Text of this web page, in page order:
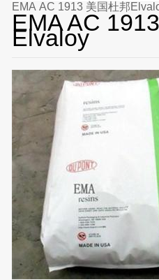
EMA AC 1913 美国杜邦
EMA AC
Elvaloy